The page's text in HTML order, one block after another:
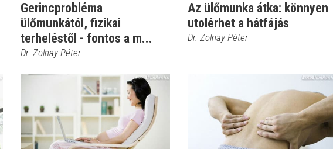
Gerincprobléma
ülőmunkától, fizikai
terheléstől - fontos a m...
Dr. Zolnay Péter
Az ülőmunka átka: könnyen
utolérhet a hátfájás
Dr. Zolnay Péter